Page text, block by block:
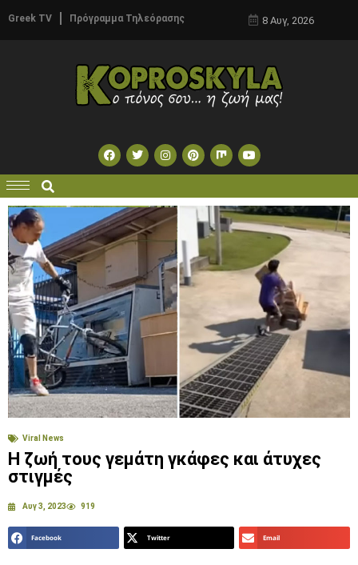
Greek TV Πρόγραμμα Τηλεόρασης 8 Αυγ, 2026
Viral News
Η ζωή τους γεμάτη γκάφες και άτυχες
στιγμές
Αυγ 3, 2023 919
Facebook Twitter Email